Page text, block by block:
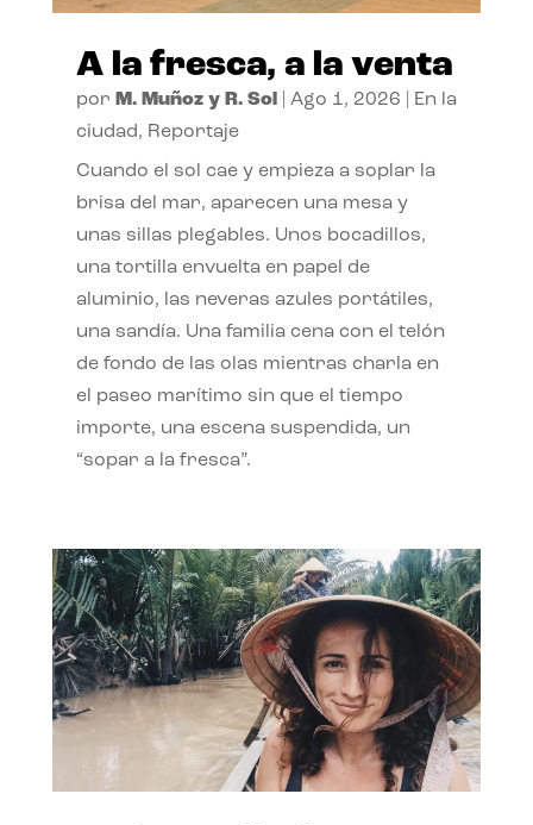
A la fresca, a la venta
por M. Muñoz y R. Sol| Ago 1, 2026
En la
ciudad, Reportaje
Cuando el sol cae y empieza a soplar la
brisa del mar, aparecen una mesa y
unas sillas plegables. Unos bocadillos,
una tortilla envuelta en papel de
aluminio, las neveras azules portátiles,
una sandía. Una familia cena con el telón
de fondo de las olas mientras charla en
el paseo marítimo sin que el tiempo
importe, una escena suspendida, un
“sopar a la fresca”.